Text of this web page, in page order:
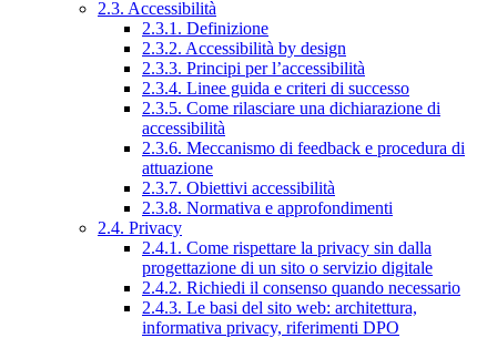
2.3. Accessibilità
2.3.1. Definizione
2.3.2. Accessibilità by design
2.3.3. Principi per l’accessibilità
2.3.4. Linee guida e criteri di successo
2.3.5. Come rilasciare una dichiarazione di
accessibilità
2.3.6. Meccanismo di feedback e procedura di
attuazione
2.3.7. Obiettivi accessibilità
2.3.8. Normativa e approfondimenti
2.4. Privacy
2.4.1. Come rispettare la privacy sin dalla
progettazione di un sito o servizio digitale
2.4.2. Richiedi il consenso quando necessario
2.4.3. Le basi del sito web: architettura,
informativa privacy, riferimenti DPO